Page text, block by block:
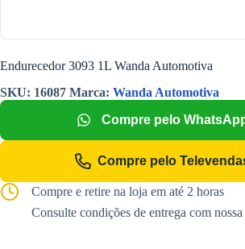
Endurecedor 3093 1L Wanda Automotiva
SKU: 16087 Marca: Wanda Automotiva
Compre pelo
Compre pelo
Compre e retire na loja em até 2 horas
Consulte condições de entrega com